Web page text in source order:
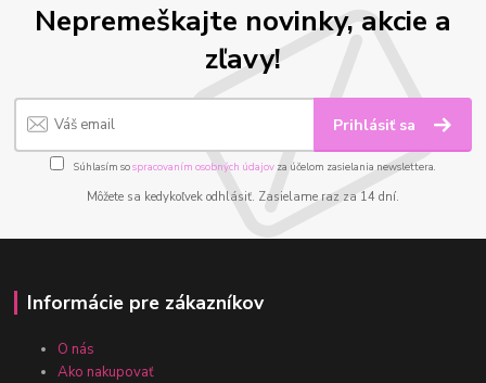
Nepremeškajte novinky, akcie a
zľavy!
Prihlásiť sa
Súhlasím sospracovaním osobných údajov za účelom zasielania newslettera.
Môžete sa kedykoľvek odhlásiť. Zasielame raz za 14 dní.
Informácie pre zákazníkov
O nás
Ako nakupovať